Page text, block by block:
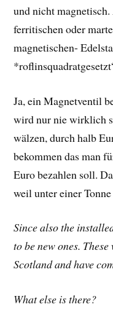
und nicht
ferritischen oder
magnetischen-
Ja, ein Magnetventil
wird nur nie wirklich
wälzen, durch halb
bekommen das man
Euro bezahlen soll.
weil unter einer
Since also the
to be new ones.
Scotland and have
What else is there?